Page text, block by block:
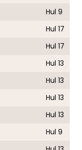
Hul 9
Hul 17
Hul 17
Hul 13
Hul 13
Hul 13
Hul 13
Hul 9